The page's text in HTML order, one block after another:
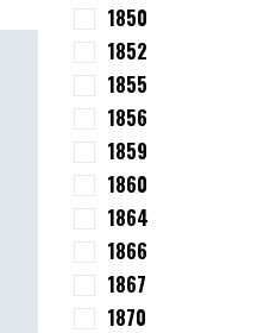
1850
1852
1855
1856
1859
1860
1864
1866
1867
1870